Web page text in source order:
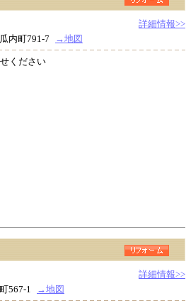
詳細情報>>
内町791-7
→地図
ください
詳細情報>>
567-1
→地図